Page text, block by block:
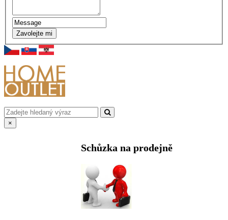
Zavolejte mi
×
Schůzka na prodejně